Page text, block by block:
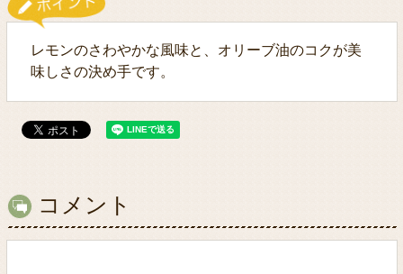
レモンのさわやかな風味と、オリーブ油のコクが美
味しさの決め手です。
コメント